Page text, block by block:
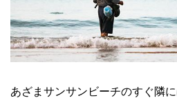
あざまサンサンビーチのすぐ隣